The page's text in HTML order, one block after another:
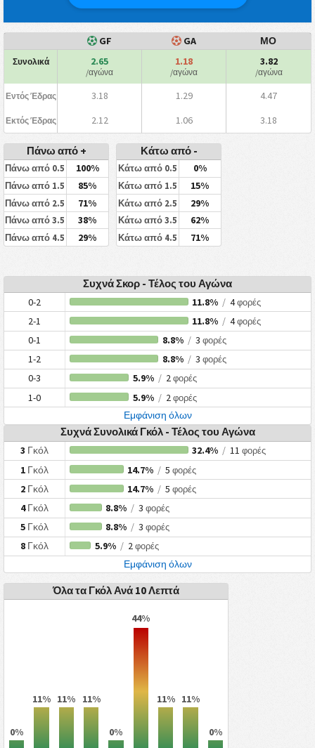
GF GA ΜΟ
Συνολικά 2.65
/αγώνα
1.18
/αγώνα
3.82
/αγώνα
Εντός Έδρας 3.18 1.29 4.47
Εκτός Έδρας 2.12 1.06 3.18
Πάνω από +
Πάνω από 0.5 100%
Πάνω από 1.5 85%
Πάνω από 2.5 71%
Πάνω από 3.5 38%
Πάνω από 4.5 29%
Κάτω από -
Κάτω από 0.5 0%
Κάτω από 1.5 15%
Κάτω από 2.5 29%
Κάτω από 3.5 62%
Κάτω από 4.5 71%
Συχνά Σκορ - Τέλος του Αγώνα
0-2 11.8% / 4φορές
2-1 11.8% / 4φορές
0-1 8.8% /3 φορές
1-2 8.8% /3 φορές
0-3 5.9% /2 φορές
1-0 5.9% /2 φορές
Εμφάνιση όλων
Συχνά Συνολικά Γκόλ - Τέλος του Αγώνα
3 Γκόλ 32.4% / 11φορές
1 Γκόλ 14.7% / 5φορές
2 Γκόλ 14.7% / 5φορές
4Γκόλ 8.8% / 3φορές
5 Γκόλ 8.8% / 3φορές
8 Γκόλ 5.9% / 2φορές
Εμφάνιση όλων
Όλα τα Γκόλ Ανά 10 Λεπτά
0%
11% 11% 11%
0%
44%
11% 11%
0%